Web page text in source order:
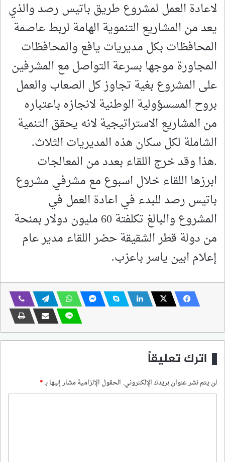
لاعادة العمل لمشروع طريق باتيس رصد والذي
يعد من المشاريع التنموية الهامة لربط عاصمة
المحافظات بكل مديريات يافع والمحافظات
المجاورة موجها بسرعة التواصل مع المشرفين
على المشروع بغية تجاوز كل الصعاب والعمل
بروح المسسؤولية الوطنية لانجازه باعتباره
من المشاريع الاستراتيجية لانه يحقق التنمية
الشاملة لكل سكان هذه المديريات الثلاث.
.هذا وقد خرج اللقاء بعدد من المعالجات
ابرزها اللقاء خلال اسبوع مع مشرفي مشروع
باتيس رصد للبدء في اعادة العمل في
المشروع والبالغ تكلفتة 60 مليون دولار بمنحة
من دولة قطر الشقيقة حضر اللقاء مدير عام
إعلام ابين ياسر باعزب.
اترك تعليقاً
لن يتم نشر عنوان بريدك الإلكتروني. الحقول الإلزامية مشار إليها بـ*